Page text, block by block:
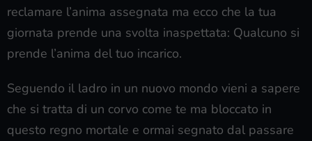
reclamare l’anima assegnata ma ecco che la tua
giornata prende una svolta inaspettata: Qualcuno si
prende l’anima del tuo incarico.
Seguendo il ladro in un nuovo mondo vieni a sapere
che si tratta di un corvo come te ma bloccato in
questo regno mortale e ormai segnato dal passare